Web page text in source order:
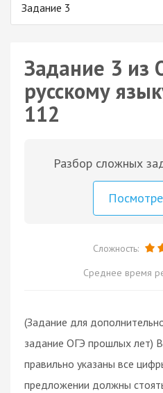
Задание 3
Задание 3 из
русскому
112
Разбор сложных
Сложность:
Среднее время
(Задание для
задание ОГЭ прошлых лет)
правильно указаны все
предложении должны